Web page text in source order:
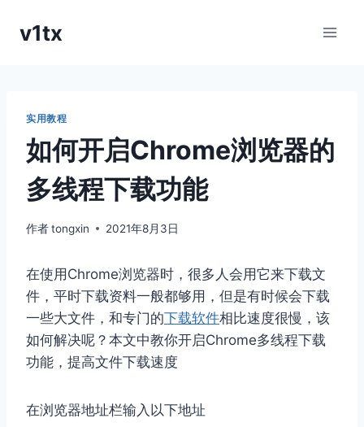
v1tx
实用教程
如何开启Chrome浏览器的
多线程下载功能
作者tongxin 2021年8月3日
在使用Chrome浏览器时，很多人会用它来下载文
件，平时下载资料一般都够用，但是有时候会下载
一些大文件，和专门的下载软件相比速度很慢，该
如何解决呢？本文中教你开启Chrome多线程下载
功能，提高文件下载速度
在浏览器地址栏输入以下地址